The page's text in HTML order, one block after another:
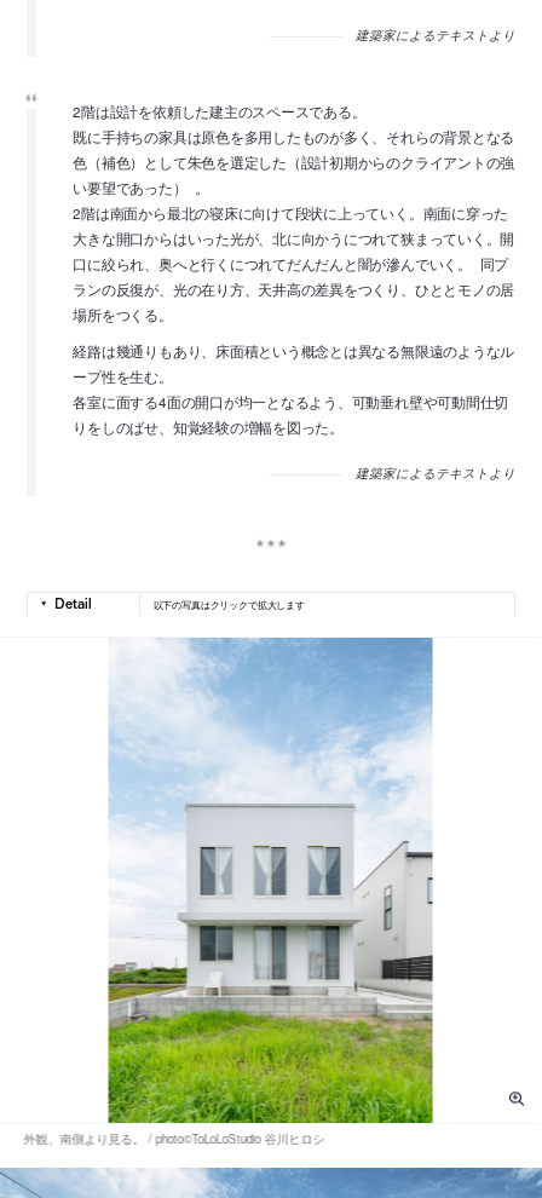
建築家によるテキストより
2階は設計を依頼した建主のスペースである。
既に手持ちの家具は原色を多用したものが多く、それらの背景となる
色（補色）として朱色を選定した（設計初期からのクライアントの強
い要望であった） 。
2階は南面から最北の寝床に向けて段状に上っていく。南面に穿った
大きな開口からはいった光が、北に向かうにつれて狭まっていく。開
口に絞られ、奥へと行くにつれてだんだんと闇が滲んでいく。 同プ
ランの反復が、光の在り方、天井高の差異をつくり、ひととモノの居
場所をつくる。
経路は幾通りもあり、床面積という概念とは異なる無限遠のようなル
ープ性を生む。
各室に面する4面の開口が均一となるよう、可動垂れ壁や可動間仕切
りをしのばせ、知覚経験の増幅を図った。
建築家によるテキストより
以下の写真はクリックで拡大します